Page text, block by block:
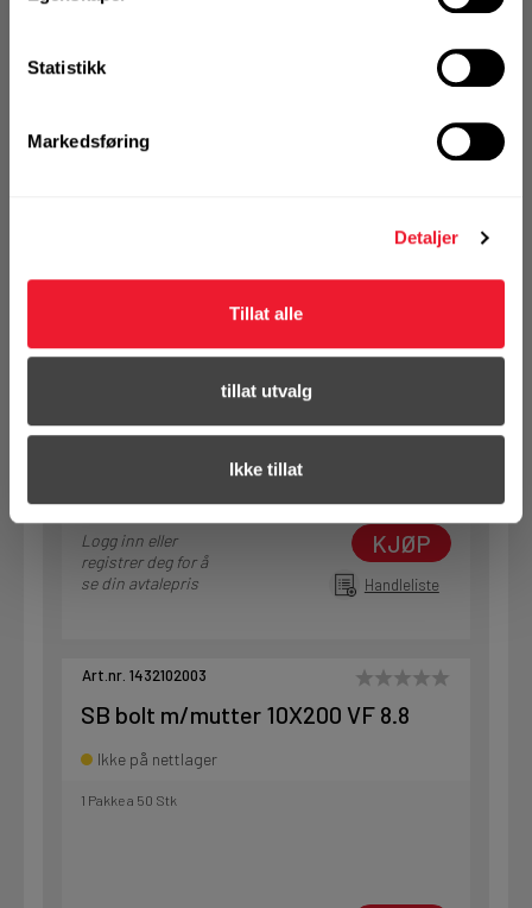
Statistikk
Markedsføring
Detaljer
Tillat alle
tillat utvalg
Ikke tillat
Logg inn eller
registrer deg for å
se din avtalepris
KJØP
Handleliste
Art.nr. 1432102003
SB bolt m/mutter 10X200 VF 8.8
Ikke på nettlager
1 Pakke a 50 Stk